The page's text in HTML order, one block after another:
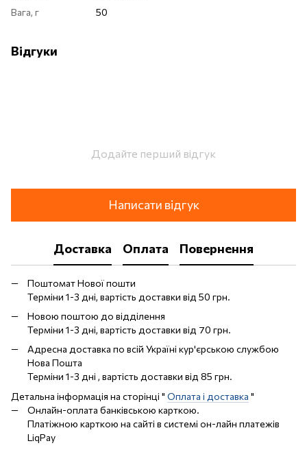
Вага, г
50
Відгуки
Додайте перший відгук
Написати відгук
Доставка Оплата Повернення
Поштомат Нової пошти
Терміни 1-3 дні, вартість доставки від 50 грн.
Новою поштою до відділення
Терміни 1-3 дні, вартість доставки від 70 грн.
Адресна доставка по всій Україні кур'єрською службою
Нова Пошта
Терміни 1-3 дні , вартість доставки від 85 грн.
Детальна інформація на сторінці " Оплата і доставка "
Онлайн-оплата банківською карткою.
Платіжною карткою на сайті в системі он-лайн платежів
LiqPay